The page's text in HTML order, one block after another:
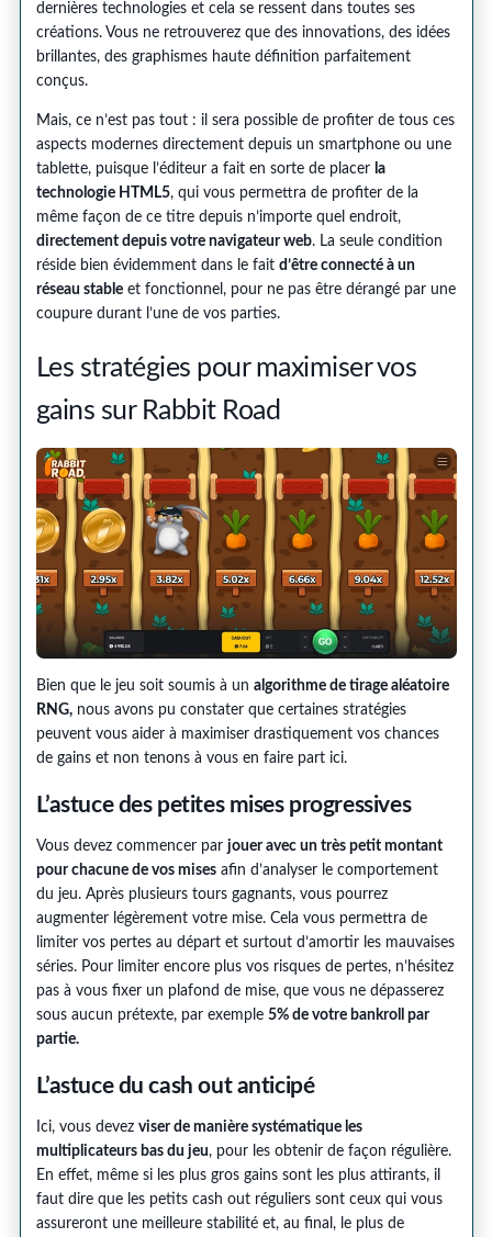
dernières technologies et cela se ressent dans toutes ses
créations. Vous ne retrouverez que des innovations, des idées
brillantes, des graphismes haute définition parfaitement
conçus.
Mais, ce n’est pas tout : il sera possible de profiter de tous ces
aspects modernes directement depuis un smartphone ou une
tablette, puisque l’éditeur a fait en sorte de placer la
technologie HTML5, qui vous permettra de profiter de la
même façon de ce titre depuis n’importe quel endroit,
directement depuis votre navigateur web. La seule condition
réside bien évidemment dans le fait d’être connecté à un
réseau stableet fonctionnel, pour ne pas être dérangé par une
coupure durant l’une de vos parties.
Les stratégies pour maximiser vos
gains sur Rabbit Road
Bien que le jeu soit soumis à un algorithme de tirage aléatoire
RNG,nous avons pu constater que certaines stratégies
peuvent vous aider à maximiser drastiquement vos chances
de gains et non tenons à vous en faire part ici.
L’astuce des petites mises progressives
Vous devez commencer par jouer avec un très petit montant
pour chacune de vos misesafin d’analyser le comportement
du jeu. Après plusieurs tours gagnants, vous pourrez
augmenter légèrement votre mise. Cela vous permettra de
limiter vos pertes au départ et surtout d’amortir les mauvaises
séries. Pour limiter encore plus vos risques de pertes, n’hésitez
pas à vous fixer un plafond de mise, que vous ne dépasserez
sous aucun prétexte, par exemple 5% de votre bankroll par
partie.
L’astuce du cash out anticipé
Ici, vous devez viser de manière systématique les
multiplicateurs bas du jeu, pour les obtenir de façon régulière.
En effet, même si les plus gros gains sont les plus attirants, il
faut dire que les petits cash out réguliers sont ceux qui vous
assureront une meilleure stabilité et, au final, le plus de